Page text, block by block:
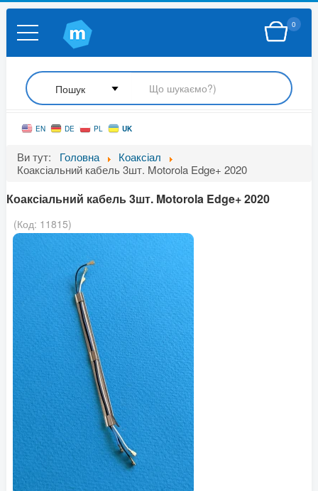
0
EN DE PL UK
Ви тут: Головна
Коаксіал
Коаксіальний кабель 3шт. Motorola Edge+ 2020
Коаксіальний кабель 3шт. Motorola Edge+ 2020
(Код: 11815)